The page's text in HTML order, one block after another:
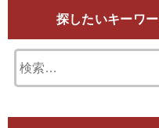
探したいキーワー